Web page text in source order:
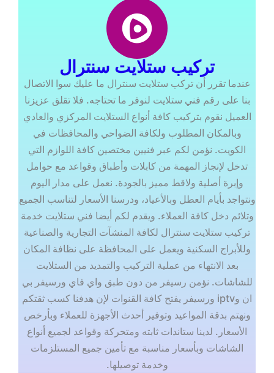
تركيب ستلايت سنترال
عندما تقرر أن تركب ستلايت سنترال ما عليك سوا الاتصال
بنا على رقم فني ستلايت لنوفر ما تحتاجه. فلا تقلق عزيزنا
العميل نقوم بتركيب كافة أنواع الستلايت المركزي والعادي
وبالمكان المطلوب ولكافة الضواحي والمحافظات في
الكويت. نؤمن لكم عبر فنيين مختصين كافة اللوازم التي
تدخل لإنجاز المهمة من كابلات وأطباق وقواعد مع حوامل
وإبرة أصلية ولاقط مميز بالجودة. نعمل على مدار اليوم
ونتواجد بأيام العطل وبالأعياد، ودرسنا الأسعار لتناسب الجميع
وتلائم دخل كافة العملاء. ويقدم لكم أيضا فني ستلايت خدمة
تركيب ستلايت سنترال لكافة المنشآت التجارية والصناعية
وللأبراج السكنية ويعمل على المحافظة على نظافة المكان
بعد الانتهاء من عملية التركيب والتمديد من الستلايت
للشاشات. نؤمن رسيفر من دون طبق واي فاي ورسيفر بي
ان وiptv ورسيفر يفتح كافة القنوات لإن هدفنا كسب ثقتكم
ونهتم بدقة المواعيد وتوفير أحدث الأجهزة للعملاء وبأرخص
الأسعار. لدينا ستاندات ثابته ومتحركة وقواعد لجميع أنواع
الشاشات وبأسعار مناسبة مع تأمين جميع المستلزمات
وخدمة توصيلها.